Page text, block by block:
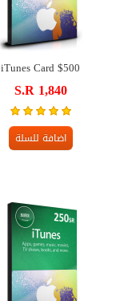
iTunes Card $500
S.R 1,840
اضافة للسلة